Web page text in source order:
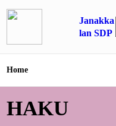
Hoppa
till
Janakka
lan SDP
Home
HAKU